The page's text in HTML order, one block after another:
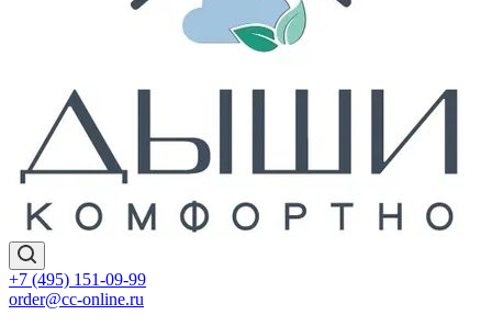
+7 (495) 151-09-99
order@cc-online.ru